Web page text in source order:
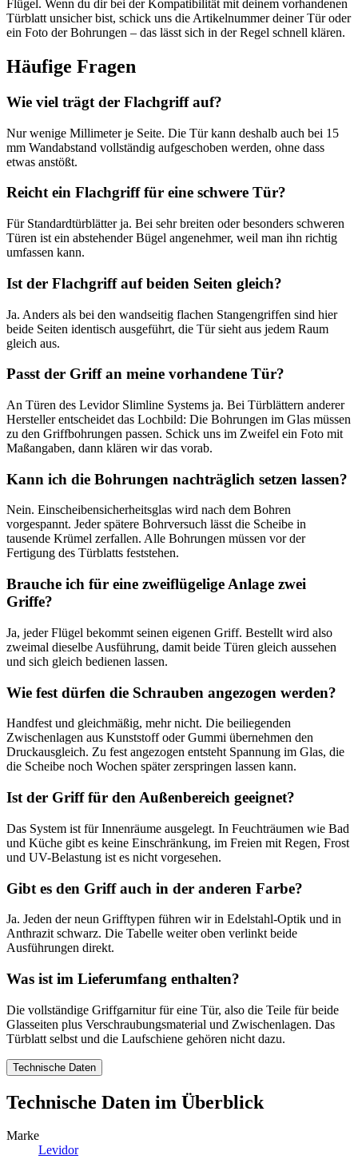
Flügel. Wenn du dir bei der Kompatibilität mit deinem vorhandenen
Türblatt unsicher bist, schick uns die Artikelnummer deiner Tür oder
ein Foto der Bohrungen – das lässt sich in der Regel schnell klären.
Häufige Fragen
Wie viel trägt der Flachgriff auf?
Nur wenige Millimeter je Seite. Die Tür kann deshalb auch bei 15
mm Wandabstand vollständig aufgeschoben werden, ohne dass
etwas anstößt.
Reicht ein Flachgriff für eine schwere Tür?
Für Standardtürblätter ja. Bei sehr breiten oder besonders schweren
Türen ist ein abstehender Bügel angenehmer, weil man ihn richtig
umfassen kann.
Ist der Flachgriff auf beiden Seiten gleich?
Ja. Anders als bei den wandseitig flachen Stangengriffen sind hier
beide Seiten identisch ausgeführt, die Tür sieht aus jedem Raum
gleich aus.
Passt der Griff an meine vorhandene Tür?
An Türen des Levidor Slimline Systems ja. Bei Türblättern anderer
Hersteller entscheidet das Lochbild: Die Bohrungen im Glas müssen
zu den Griffbohrungen passen. Schick uns im Zweifel ein Foto mit
Maßangaben, dann klären wir das vorab.
Kann ich die Bohrungen nachträglich setzen lassen?
Nein. Einscheibensicherheitsglas wird nach dem Bohren
vorgespannt. Jeder spätere Bohrversuch lässt die Scheibe in
tausende Krümel zerfallen. Alle Bohrungen müssen vor der
Fertigung des Türblatts feststehen.
Brauche ich für eine zweiflügelige Anlage zwei
Griffe?
Ja, jeder Flügel bekommt seinen eigenen Griff. Bestellt wird also
zweimal dieselbe Ausführung, damit beide Türen gleich aussehen
und sich gleich bedienen lassen.
Wie fest dürfen die Schrauben angezogen werden?
Handfest und gleichmäßig, mehr nicht. Die beiliegenden
Zwischenlagen aus Kunststoff oder Gummi übernehmen den
Druckausgleich. Zu fest angezogen entsteht Spannung im Glas, die
die Scheibe noch Wochen später zerspringen lassen kann.
Ist der Griff für den Außenbereich geeignet?
Das System ist für Innenräume ausgelegt. In Feuchträumen wie Bad
und Küche gibt es keine Einschränkung, im Freien mit Regen, Frost
und UV-Belastung ist es nicht vorgesehen.
Gibt es den Griff auch in der anderen Farbe?
Ja. Jeden der neun Grifftypen führen wir in Edelstahl-Optik und in
Anthrazit schwarz. Die Tabelle weiter oben verlinkt beide
Ausführungen direkt.
Was ist im Lieferumfang enthalten?
Die vollständige Griffgarnitur für eine Tür, also die Teile für beide
Glasseiten plus Verschraubungsmaterial und Zwischenlagen. Das
Türblatt selbst und die Laufschiene gehören nicht dazu.
Technische Daten
Technische Daten im Überblick
Marke
Levidor